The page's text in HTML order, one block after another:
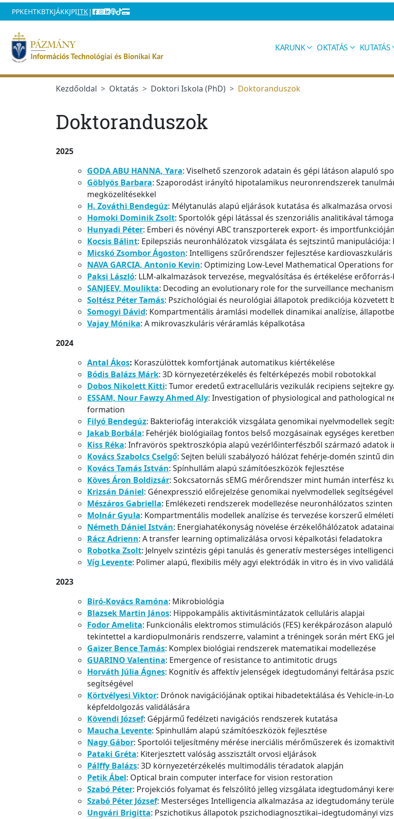
Ugrás a menüre
Ugrás a tartalomra
PPKEHTKBTKJÁKKJPIITK|
KARUNK OKTATÁS KUTATÁS
Kezdőoldal Oktatás Doktori Iskola (PhD) Doktoranduszok
Doktoranduszok
2025
GODA ABU HANNA, Yara: Viselhető szenzorok adatain és gépi látáson alapuló
Göblyös Barbara: Szaporodást irányító hipotalamikus neuronrendszerek
megközelítésekkel
H. Zováthi Bendegúz: Mélytanulás alapú eljárások kutatása és alkalmazása
Homoki Dominik Zsolt: Sportolók gépi látással és szenzoriális analitikával
Hunyadi Péter: Emberi és növényi ABC transzporterek export- és
Kocsis Bálint: Epilepsziás neuronhálózatok vizsgálata és sejtszintű
Micskó Zsombor Ágoston: Intelligens szűrőrendszer fejlesztése
NAVA GARCIA, Antonio Kevin: Optimizing Low-Level Mathematical Operations
Paksi László: LLM-alkalmazások tervezése, megvalósítása és értékelése
SANJEEV, Moulikta: Decoding an evolutionary role for the surveillance
Soltész Péter Tamás: Pszichológiai és neurológiai állapotok predikciója közvetett
Somogyi Dávid: Kompartmentális áramlási modellek dinamikai analízise,
Vajay Mónika: A mikrovaszkuláris véráramlás képalkotása
2024
Antal Ákos: Koraszülöttek komfortjának automatikus kiértékelése
Bódis Balázs Márk: 3D környezetérzékelés és feltérképezés mobil robotokkal
Dobos Nikolett Kitti: Tumor eredetű extracelluláris vezikulák recipiens sejtekre
ESSAM, Nour Fawzy Ahmed Aly: Investigation of physiological and pathological
formation
Filyó Bendegúz: Bakteriofág interakciók vizsgálata genomikai nyelvmodellek
Jakab Borbála: Fehérjék biológiailag fontos belső mozgásainak egységes
Kiss Réka: Infravörös spektroszkópia alapú vezérlőinterfészből származó adatok
Kovács Szabolcs Cselgő: Sejten belüli szabályozó hálózat fehérje-domén szintű
Kovács Tamás István: Spínhullám alapú számítóeszközök fejlesztése
Köves Áron Boldizsár: Sokcsatornás sEMG mérőrendszer mint humán interfész
Krizsán Dániel: Génexpresszió előrejelzése genomikai nyelvmodellek segítségével
Mészáros Gabriella: Emlékezeti rendszerek modellezése neuronhálózatos szinten
Molnár Gyula: Kompartmentális modellek analízise és tervezése korszerű
Németh Dániel István: Energiahatékonyság növelése érzékelőhálózatok
Rácz Adrienn: A transfer learning optimalizálása orvosi képalkotási feladatokra
Robotka Zsolt: Jelnyelv szintézis gépi tanulás és generatív mesterséges
Víg Levente: Polimer alapú, flexibilis mély agyi elektródák in vitro és in vivo
2023
Biró-Kovács Ramóna: Mikrobiológia
Blazsek Martin János: Hippokampális aktivitásmintázatok celluláris alapjai
Fodor Amelita: Funkcionális elektromos stimulációs (FES) kerékpározáson
tekintettel a kardiopulmonáris rendszerre, valamint a tréningek során mért EKG
Gaizer Bence Tamás: Komplex biológiai rendszerek matematikai modellezése
GUARINO Valentina: Emergence of resistance to antimitotic drugs
Horváth Júlia Ágnes: Kognitív és affektív jelenségek idegtudományi feltárása
segítségével
Körtvélyesi Viktor: Drónok navigációjának optikai hibadetektálása és Vehicle-in-
képfeldolgozás validálására
Kövendi József: Gépjármű fedélzeti navigációs rendszerek kutatása
Maucha Levente: Spinhullám alapú számítóeszközökfejlesztése
Nagy Gábor: Sportolói teljesítmény mérése inerciális mérőműszerek és
Pataki Gréta: Kiterjesztett valóság asszisztált orvosi eljárások
Pálffy Balázs: 3D környezetérzékelés multimodális téradatok alapján
Petik Ábel: Optical brain computer interface for vision restoration
Szabó Péter: Projekciós folyamat és felszólító jelleg vizsgálata idegtudományi
Szabó Péter József: Mesterséges Intelligencia alkalmazása az idegtudomány
Ungvári Brigitta: Pszichotikus állapotok pszichodiagnosztikai–idegtudományi